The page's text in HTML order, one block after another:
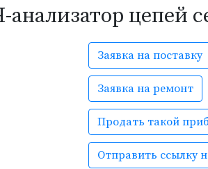
производства
цепей
Заявка на поставку
Заявка на ремонт
Продать такой
Отправить ссылку